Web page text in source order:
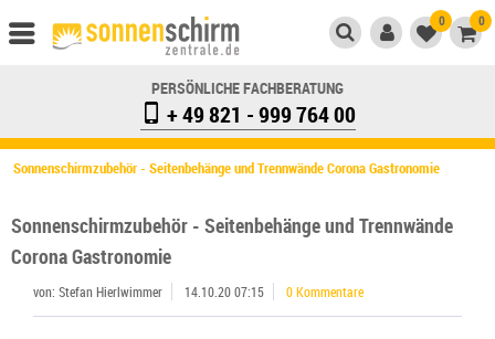
0 0
PERSÖNLICHE FACHBERATUNG
+ 49 821 - 999 764 00
Sonnenschirmzubehör - Seitenbehänge und Trennwände Corona Gastronomie
Sonnenschirmzubehör - Seitenbehänge und Trennwände
Corona Gastronomie
von: Stefan Hierlwimmer 14.10.20 07:15 0 Kommentare